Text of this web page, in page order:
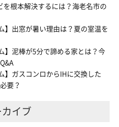
を根本解決するには？海老名市の
】出窓が暑い理由は？夏の室温を
】泥棒が5分で諦める家とは？今
】ガスコンロからIHに交換した
要？
カイブ